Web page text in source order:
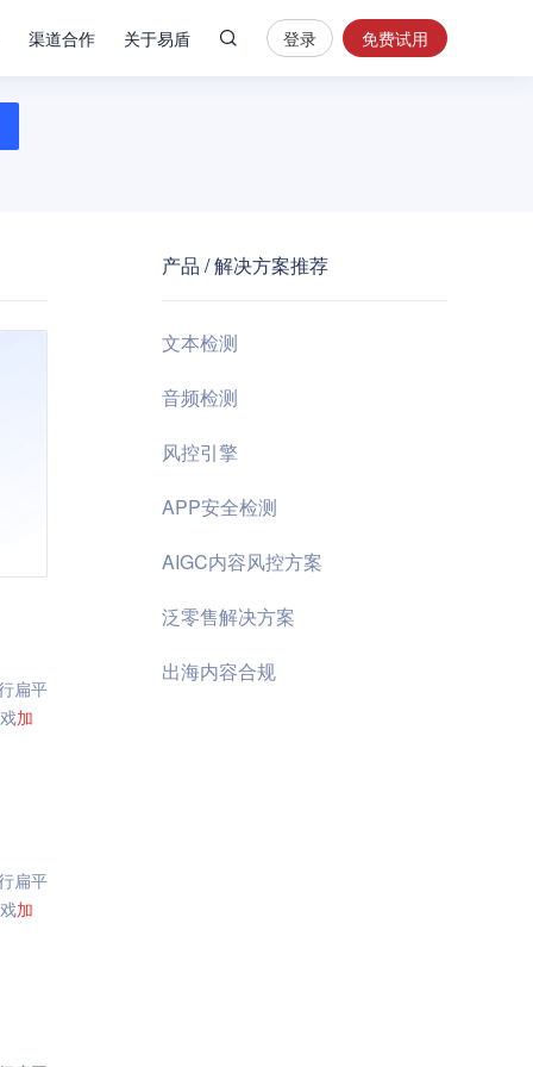
渠道合作 关于易盾
安
全
控
登录 免费试用
扁平
加
扁平
加
产品 / 解决方案推荐
文本检测
音频检测
风控引擎
APP安全检测
AIGC内容风控方案
泛零售解决方案
出海内容合规